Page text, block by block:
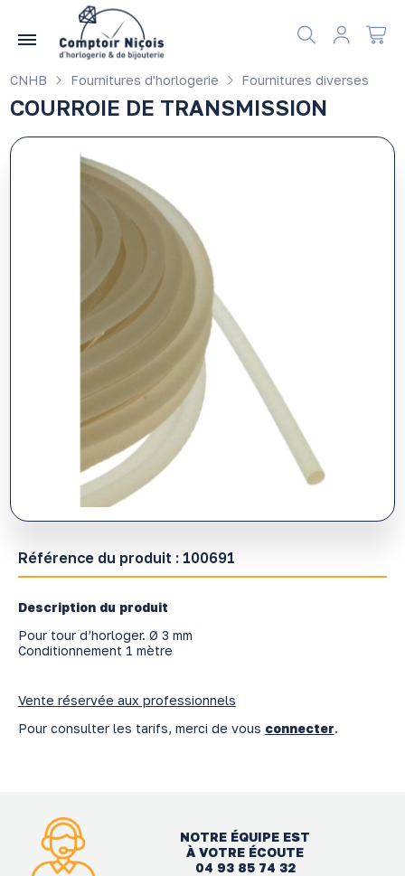
CNHB Fournitures d'horlogerie Fournitures diverses
COURROIE DE TRANSMISSION
Référence du produit : 100691
Description du produit
Pour tour d’horloger. Ø 3 mm
Conditionnement 1 mètre
Vente réservée aux professionnels
Pour consulter les tarifs, merci de vous connecter.
NOTRE ÉQUIPE EST
À VOTRE ÉCOUTE
04 93 85 74 32
Gérer les préférences en matière de cookies